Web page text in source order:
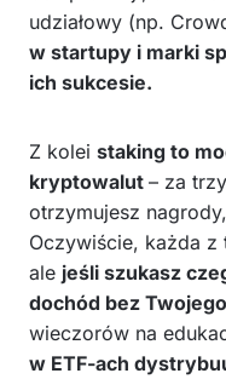
udziałowy (np.
w startupy i marki
ich sukcesie.
Z kolei staking to
kryptowalut – za
otrzymujesz
Oczywiście, każda
ale jeśli szukasz
dochód bez
wieczorów na
w ETF-ach